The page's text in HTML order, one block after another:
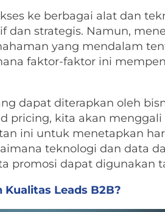
ke berbagai alat dan
dan strategis. Namun,
yang mendalam
faktor-faktor ini
dapat diterapkan oleh
pricing, kita akan
ini untuk menetapkan
teknologi dan data
promosi dapat digunakan
Leads B2B?